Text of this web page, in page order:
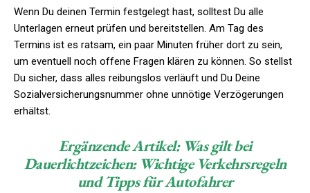
Wenn Du deinen Termin festgelegt hast, solltest Du alle
Unterlagen erneut prüfen und bereitstellen. Am Tag des
Termins ist es ratsam, ein paar Minuten früher dort zu sein,
um eventuell noch offene Fragen klären zu können. So stellst
Du sicher, dass alles reibungslos verläuft und Du Deine
Sozialversicherungsnummer ohne unnötige Verzögerungen
erhältst.
Ergänzende Artikel: Was gilt bei
Dauerlichtzeichen: Wichtige Verkehrsregeln
und Tipps für Autofahrer